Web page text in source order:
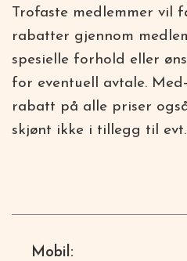
Trofaste medlemmer vil
rabatter gjennom
spesielle forhold eller
for eventuell avtale.
rabatt på alle priser
skjønt ikke i tillegg til
Mobil: